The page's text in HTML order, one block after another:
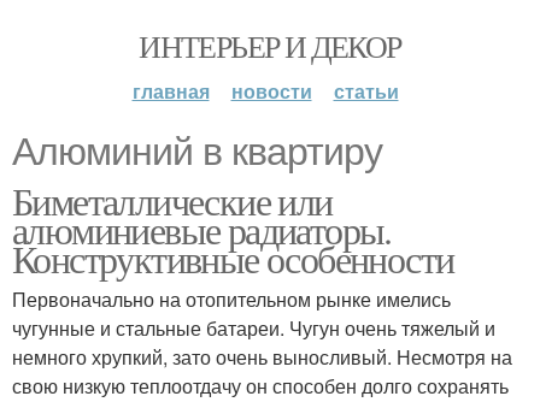
ИНТЕРЬЕР И ДЕКОР
главная новости статьи
Алюминий в квартиру
Биметаллические или
алюминиевые радиаторы.
Конструктивные особенности
Первоначально на отопительном рынке имелись
чугунные и стальные батареи. Чугун очень тяжелый и
немного хрупкий, зато очень выносливый. Несмотря на
свою низкую теплоотдачу он способен долго сохранять